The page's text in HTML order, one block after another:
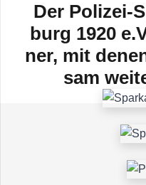
Der Poli­­zei-
burg 1920
ner, mit
sam